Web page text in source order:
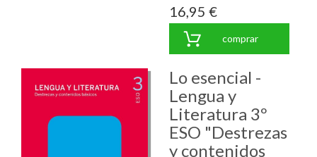
16,95 €
comprar
Lo esencial -
Lengua y
Literatura 3º
ESO "Destrezas
y contenidos